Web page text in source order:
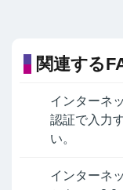
関連する
インターネ
認証で入力
い。
インターネ